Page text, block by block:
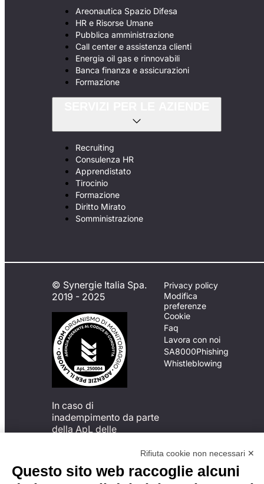
Areonautica Spazio Difesa
HR e Risorse Umane
Pubblica amministrazione
Call center e assistenza clienti
Energia oil gas e rinnovabili
Banca finanza e assicurazioni
Formazione
Recruiting
Consulenza HR
Apprendistato
Tirocinio
Formazione
Diritto Mirato
Somministrazione
© Synergie Italia Spa.
2019 - 2025
In caso di
inadempimento da parte
della ApL delle
del Codice di Condotta, è
possibile presentare un
reclamo
Privacy policy
Modifica
preferenze
Cookie
Faq
Lavora con noi
SA8000Phishing
Whistleblowing
Rifiuta cookie non necessari ✕
Questo sito web raccoglie alcuni